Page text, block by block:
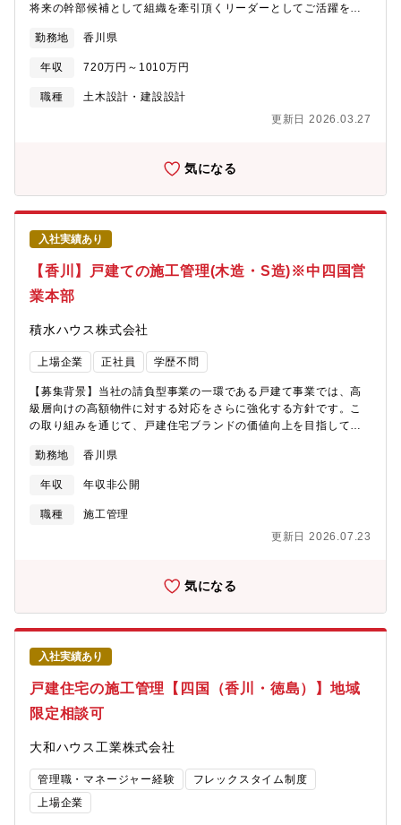
将来の幹部候補として組織を牽引頂くリーダーとしてご活躍を頂
データセンター、医療・介護施設、工場、ロードサイド店舗など
の意匠設計、設計監理をご担当頂きます。※専門アセットではな
くそれぞれが幅広い物件をご担当頂く予定です。◇建築事業(非住
宅領域)について…住宅メーカーとして知られる大和ハウス工業で
ぶまでの事業成長を見せています。《おすすめポイント》★複合
物に携われます。～大和ハウスグループの事業領域～
https://www.daiwahouse.co.jp/tochikatsu/loc/jigyo/index.html
勤務地 香川県
年収 720万円～1010万円
職種
土木設計・建設設計
更新日 2026.03.27
気になる
入社実績あり
【香川】戸建ての施工管理(木造・S造)※中四国営
業本部
積水ハウス株式会社
上場企業 正社員 学歴不問
【募集背景】当社の請負型事業の一環である戸建て事業では、高
級層向けの高額物件に対する対応をさらに強化する方針です。こ
の取り組みを通じて、戸建住宅ブランドの価値向上を目指してお
募集いたします。【業務内容】施工管理担当として、新築戸建て
住宅(木造・軽量鉄骨造・重量鉄骨造)の工程・原価・品質・安全管
理の4大管理に加え、お客様対応、竣工検査等に従事いただきま
す。※分業化・システム化により、原価管理はほとんど必要あり
物件数：常時5～10棟程度、年間20棟程度・平均受注金額：5000
の他非住宅(クリニック・保育園等)：1割・エリア：配属支店近郊
（基本的に支店から1時間圏内）・巡回手段：公共交通機関が基
本。一部社用車付与の場合は利用可。※私用車利用不可。【入社
後のキャリアパス例】入社後～1年程度専任として1現場を担当。
基本的には現場常駐、当社の施工管理における安全・品質・原
価・工程管理を習得いただきます。○1年～３年自身の管理物件と
併せて複数現場を管理し、幅広い知識と建築業務スキルを習得い
ただきます。○３年～即戦力として課員を統率いただきます。ま
た、チーフコンストラクターとなり社内でも影響力を発揮いただ
委託している積水ハウス建設グループを包括する業務となりま
す。・常駐型 専任の配置技術者（監理技術者、主任技術者）と
して、主に現場で品質・安全管理に従事する業務となります。
【働き方】※平均残業時間25H程度。※休日は日・水・祝日。
（支店の休日は火水・祝日です）重要イベントが休日と重なる場
勤務地 香川県
年収 年収非公開
職種
施工管理
更新日 2026.07.23
気になる
入社実績あり
戸建住宅の施工管理【四国（香川・徳島）】地域
限定相談可
大和ハウス工業株式会社
管理職・マネージャー経験
フレックスタイム制度
上場企業